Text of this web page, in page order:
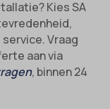
Kies SA
Vraag
aan via
, binnen 24